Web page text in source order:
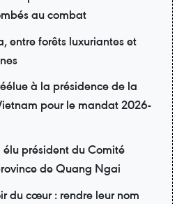
au combat
entre forêts luxuriantes et
à la présidence de la
pour le mandat 2026-
élu président du Comité
de Quang Ngai
du cœur : rendre leur nom